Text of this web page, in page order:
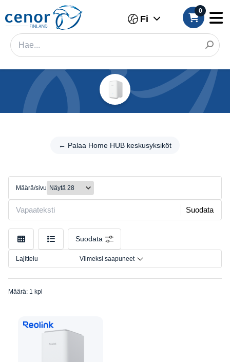
Fi
0
← Palaa Home HUB keskusyksiköt
Kategoriat
Suodatin
Määrä/sivu
Suodata
Suodata
Lajittelu Viimeksi saapuneet
Määrä: 1 kpl